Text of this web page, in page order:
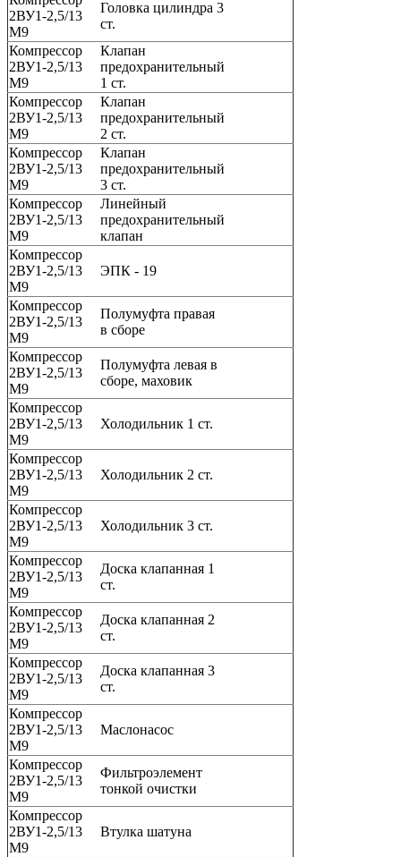
2ВУ1-2,5/13
М9
Головка цилиндра 3
ст.
Компрессор
2ВУ1-2,5/13
М9
Клапан
предохранительный
1 ст.
Компрессор
2ВУ1-2,5/13
М9
Клапан
предохранительный
2 ст.
Компрессор
2ВУ1-2,5/13
М9
Клапан
предохранительный
3 ст.
Компрессор
2ВУ1-2,5/13
М9
Линейный
предохранительный
клапан
Компрессор
2ВУ1-2,5/13
М9
ЭПК - 19
Компрессор
2ВУ1-2,5/13
М9
Полумуфта правая
в сборе
Компрессор
2ВУ1-2,5/13
М9
Полумуфта левая в
сборе, маховик
Компрессор
2ВУ1-2,5/13
М9
Холодильник 1 ст.
Компрессор
2ВУ1-2,5/13
М9
Холодильник 2 ст.
Компрессор
2ВУ1-2,5/13
М9
Холодильник 3 ст.
Компрессор
2ВУ1-2,5/13
М9
Доска клапанная 1
ст.
Компрессор
2ВУ1-2,5/13
М9
Доска клапанная 2
ст.
Компрессор
2ВУ1-2,5/13
М9
Доска клапанная 3
ст.
Компрессор
2ВУ1-2,5/13
М9
Маслонасос
Компрессор
2ВУ1-2,5/13
М9
Фильтроэлемент
тонкой очистки
Компрессор
2ВУ1-2,5/13
М9
Втулка шатуна